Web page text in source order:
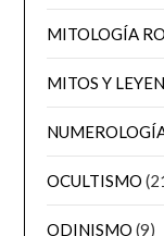
MITOLOGÍA
MITOS Y
OCULTISMO
ODINISMO (9)